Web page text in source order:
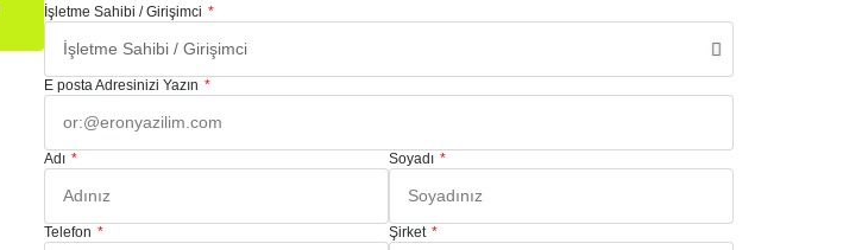
İşletme Sahibi / Girişimci
E posta Adresinizi Yazın
Adı Soyadı
Telefon Şirket